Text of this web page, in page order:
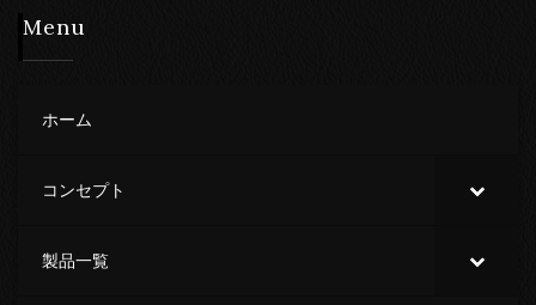
Menu
ホーム
コンセプト
製品一覧